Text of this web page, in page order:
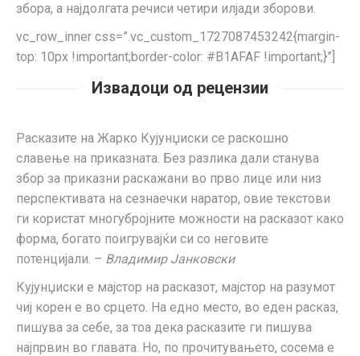
збора, а најдолгата речиси четири илјади зборови.
vc_row_inner css=”.vc_custom_1727087453242{margin-
top: 10px !important;border-color: #B1AFAF !important;}”]
Извадоци од рецензии
Расказите на Жарко Кујунџиски се раскошно
славење на приказната. Без разлика дали станува
збор за приказни раскажани во прво лице или низ
перспективата на сезнаечки наратор, овие текстови
ги користат многубројните можности на расказот како
форма, богато поигрувајќи си со неговите
потенцијали. – Владимир Јанковски
Кујунџиски е мајстор на расказот, мајстор на разумот
чиј корен е во срцето. На едно место, во еден расказ,
пишува за себе, за тоа дека расказите ги пишува
најпрвин во главата. Но, по прочитувањето, сосема е